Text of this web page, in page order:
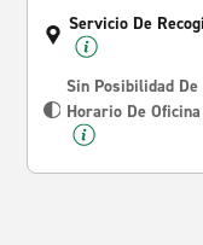
Servicio De
Sin Posibilidad
Horario De Oficina